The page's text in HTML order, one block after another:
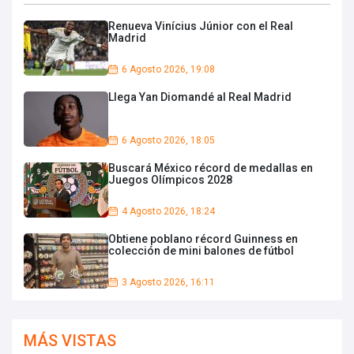
Renueva Vinícius Júnior con el Real
Madrid
6 Agosto 2026, 19:08
Llega Yan Diomandé al Real Madrid
6 Agosto 2026, 18:05
Buscará México récord de medallas en
Juegos Olímpicos 2028
4 Agosto 2026, 18:24
Obtiene poblano récord Guinness en
colección de mini balones de fútbol
3 Agosto 2026, 16:11
MÁS VISTAS